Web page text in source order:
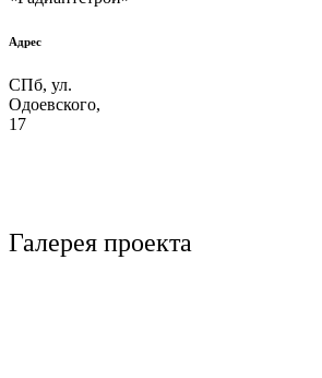
Адрес
СПб, ул.
Одоевского,
17
Галерея проекта